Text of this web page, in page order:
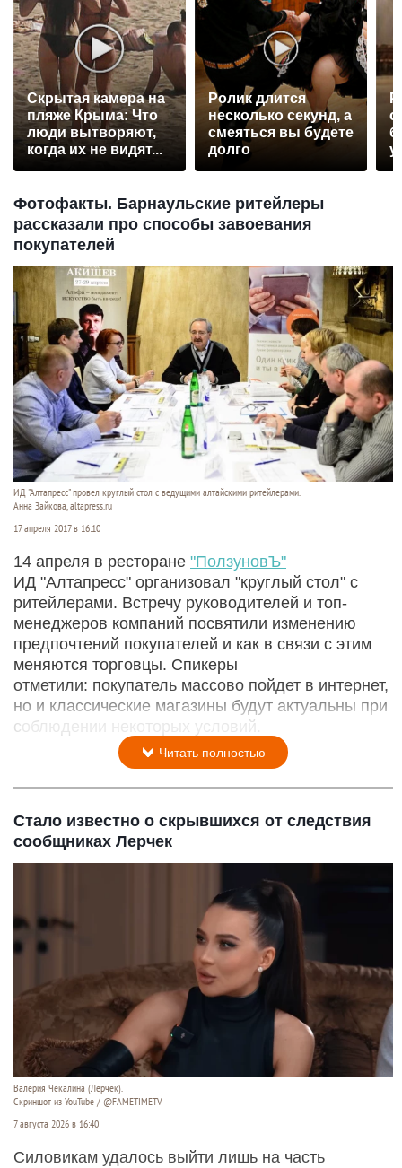
Скрытая камера на
пляже Крыма: Что
люди вытворяют,
когда их не видят...
Ролик длится
несколько секунд, а
смеяться вы будете
долго
Фотофакты. Барнаульские ритейлеры
рассказали про способы завоевания
покупателей
ИД "Алтапресс" провел круглый стол с ведущими алтайскими ритейлерами.
Анна Зайкова, altapress.ru
17 апреля 2017 в 16:10
14 апреля в ресторане "ПолзуновЪ"
ИД "Алтапресс" организовал "круглый стол" с
ритейлерами. Встречу руководителей и топ-
менеджеров компаний посвятили изменению
предпочтений покупателей и как в связи с этим
меняются торговцы. Спикеры
отметили: покупатель массово пойдет в интернет,
но и классические магазины будут актуальны при
соблюдении некоторых условий.
Читать полностью
Стало известно о скрывшихся от следствия
сообщниках Лерчек
Валерия Чекалина (Лерчек).
Скриншот из YouTube / @FAMETIMETV
7 августа 2026 в 16:40
Силовикам удалось выйти лишь на часть